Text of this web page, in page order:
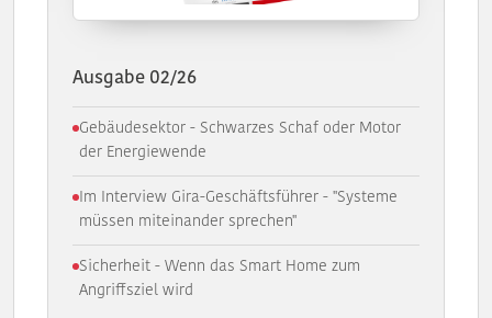
Ausgabe 02/26
Gebäudesektor - Schwarzes Schaf oder Motor
der Energiewende
Im Interview Gira-Geschäftsführer - "Systeme
müssen miteinander sprechen"
Sicherheit - Wenn das Smart Home zum
Angriffsziel wird